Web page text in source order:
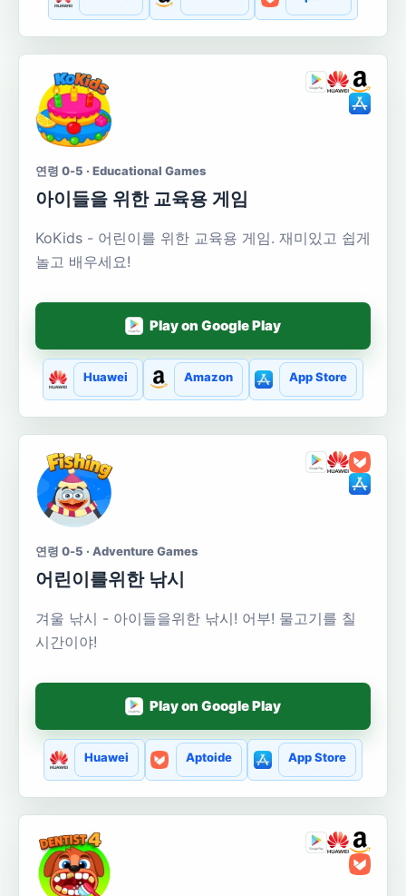
연령 0-5 · Educational Games
아이들을 위한 교육용 게임
KoKids - 어린이를 위한 교육용 게임. 재미있고 쉽게
놀고 배우세요!
Play on Google Play
Huawei Amazon App Store
연령 0-5 · Adventure Games
어린이를위한 낚시
겨울 낚시 - 아이들을위한 낚시! 어부! 물고기를 칠
시간이야!
Play on Google Play
Huawei Aptoide App Store